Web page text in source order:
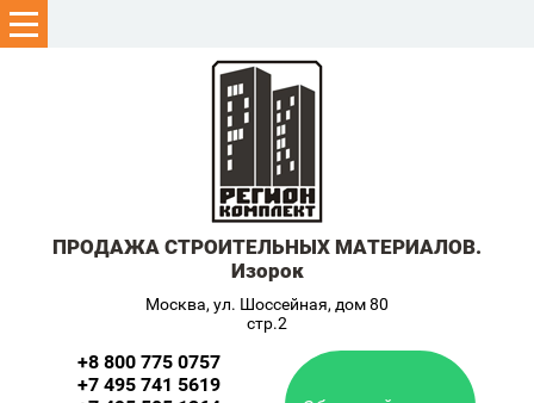
ПРОДАЖА СТРОИТЕЛЬНЫХ МАТЕРИАЛОВ.
Изорок
Москва, ул. Шоссейная, дом 80
стр.2
+8 800 775 0757
+7 495 741 5619